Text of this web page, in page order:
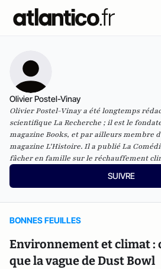
Olivier Postel-Vinay
Olivier Postel-Vinay a été longtemps
scientifique La Recherche ; il est le
magazine Books, et par ailleurs membre
magazine L'Histoire. Il a publié La
fâcher en famille sur le réchauffement
SUIVRE
BONNES FEUILLES
Environnement et climat :
que la vague de Dust Bowl